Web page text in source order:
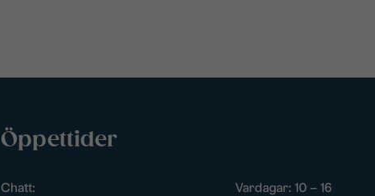
Öppettider
Chatt:
Vardagar: 10 – 16